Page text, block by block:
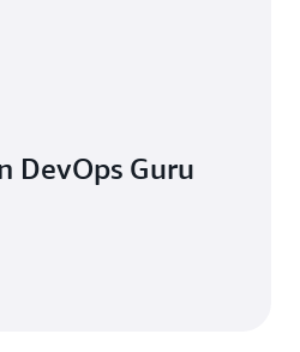
DevOps Guru